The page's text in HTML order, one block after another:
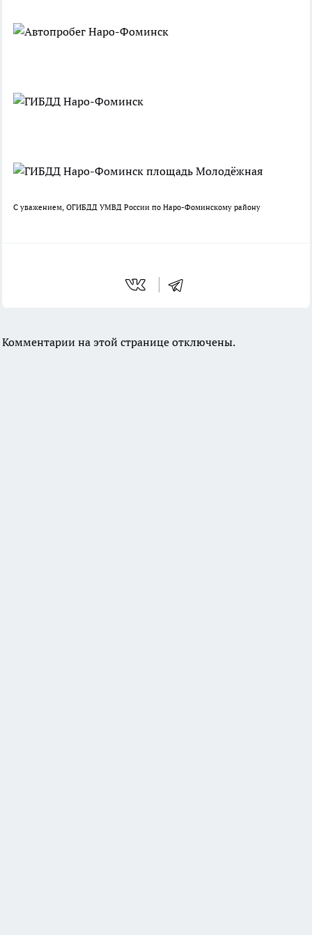
С уважением, ОГИБДД УМВД России по Наро-Фоминскому району
Комментарии на этой странице отключены.